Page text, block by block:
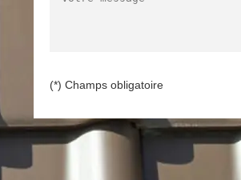
(*) Champs obligatoire